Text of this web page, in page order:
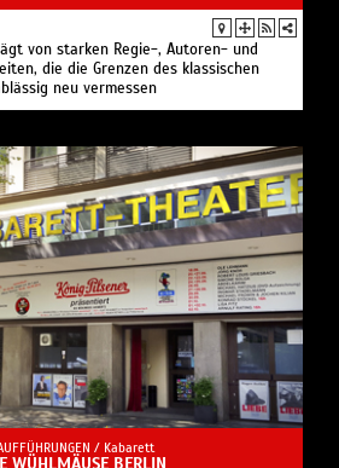
von starken Regie-, Autoren- und
die die Grenzen des klassischen
neu vermessen
/ Kabarett